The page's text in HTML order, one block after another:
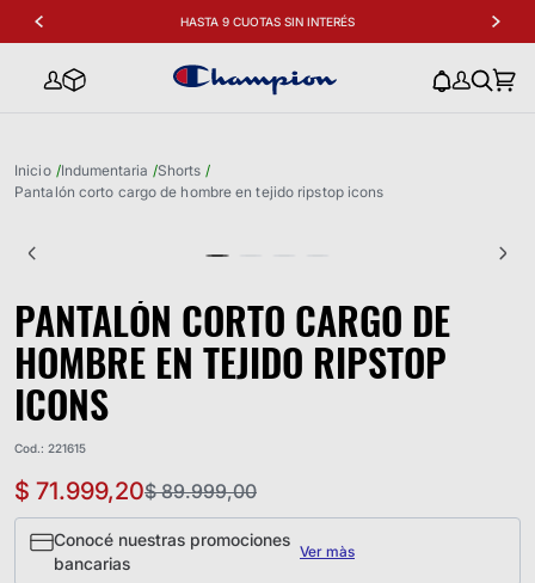
HASTA 9 CUOTAS SIN INTERÉS
indumentaria
shorts
pantalón corto cargo de hombre en tejido ripstop icons
PANTALÓN CORTO CARGO DE
HOMBRE EN TEJIDO RIPSTOP
ICONS
Cod.: 221615
$ 89.999,00
$ 71.999,20
Conocé nuestras promociones
bancarias
Ver màs